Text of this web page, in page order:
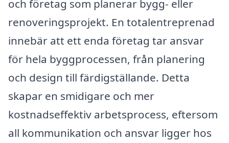
och företag som planerar bygg- eller
renoveringsprojekt. En totalentreprenad
innebär att ett enda företag tar ansvar
för hela byggprocessen, från planering
och design till färdigställande. Detta
skapar en smidigare och mer
kostnadseffektiv arbetsprocess, eftersom
all kommunikation och ansvar ligger hos